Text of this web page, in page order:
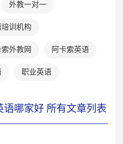
外教一对一
训机构
索外教网 阿卡索英语
职业英语
哪家好 所有文章列表